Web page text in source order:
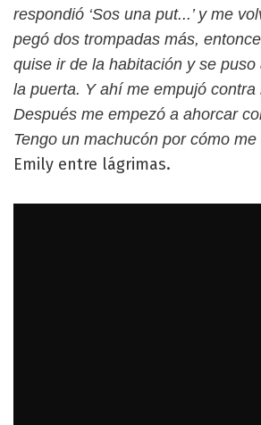
respondió ‘Sos una put...’ y me
pegó dos trompadas más,
quise ir de la habitación y se
la puerta. Y ahí me empujó contra
Después me empezó a ahorcar
Tengo un machucón por cómo me
Emily entre lágrimas.